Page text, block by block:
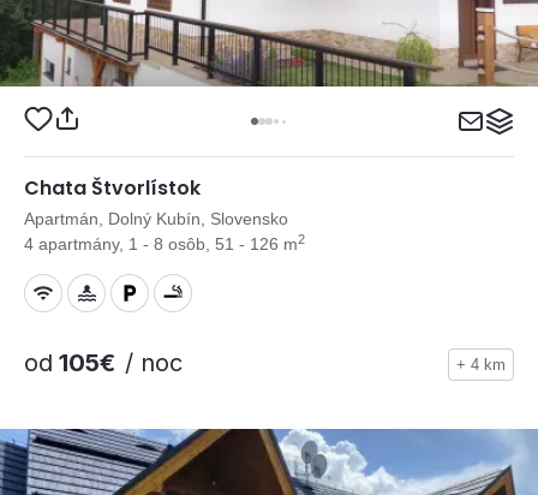
Chata Štvorlístok
Apartmán, Dolný Kubín, Slovensko
4 apartmány, 1 - 8 osôb, 51 - 126 m2
od 105€ / noc + 4 km